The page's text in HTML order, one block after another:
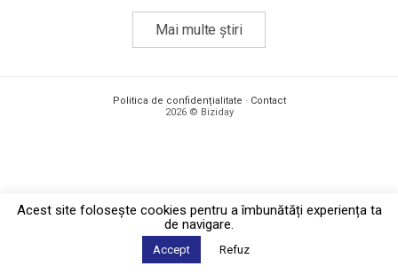
Mai multe știri
Politica de confidențialitate · Contact
2026 © Biziday
Acest site foloseşte cookies pentru a îmbunătăți experiența ta
de navigare.
Accept Refuz